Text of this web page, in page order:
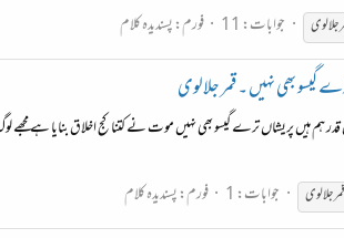
جلالوی جوابات: 11 فورم:پسندیدہ کلام
بھی نہیں ۔ قمر جلالوی
ہیں پریشاں ترے گیسو بھی نہیں موت نے کتنا کج اخلاق بنایا ہے مجھے
قمرجلالوی جوابات: 1 فورم:پسندیدہ کلام